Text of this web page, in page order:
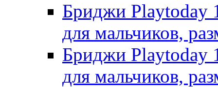
Бриджи Playtoday
для мальчиков,
Бриджи Playtoday
для мальчиков,